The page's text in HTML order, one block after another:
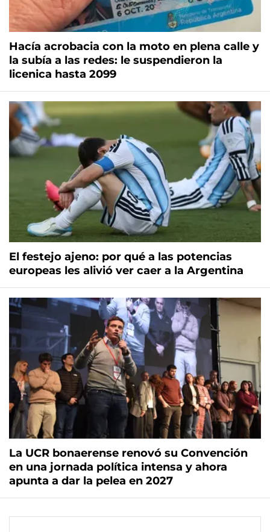
Hacía acrobacia con la moto en plena calle y
la subía a las redes: le suspendieron la
licenica hasta 2099
El festejo ajeno: por qué a las potencias
europeas les alivió ver caer a la Argentina
La UCR bonaerense renovó su Convención
en una jornada política intensa y ahora
apunta a dar la pelea en 2027